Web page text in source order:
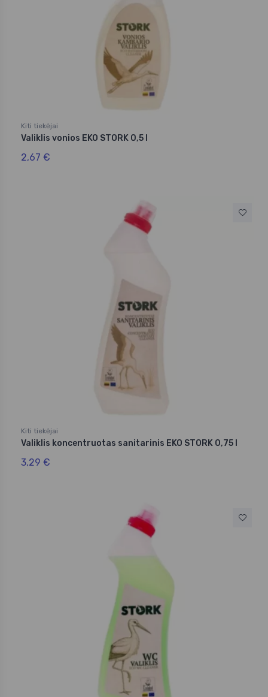
Kiti tiekėjai
Valiklis vonios EKO STORK 0,5 l
2,67 €
Kiti tiekėjai
Valiklis koncentruotas sanitarinis EKO STORK 0,75 l
3,29 €